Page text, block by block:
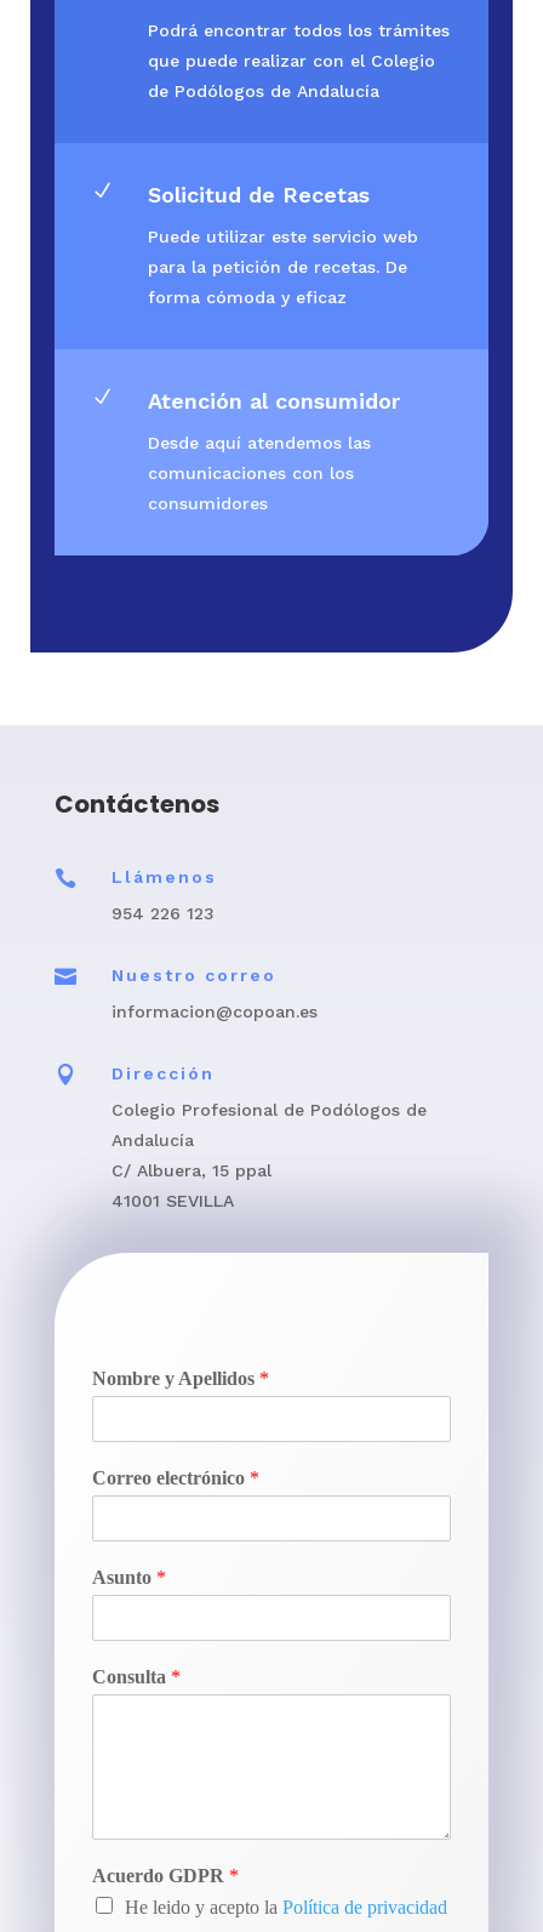
Podrá encontrar todos los trámites
que puede realizar con el Colegio
de Podólogos de Andalucía
N Solicitud de Recetas
Puede utilizar este servicio web
para la petición de recetas. De
forma cómoda y eficaz
N Atención al consumidor
Desde aquí atendemos las
comunicaciones con los
consumidores
Contáctenos

Llámenos
954 226 123

Nuestro correo
informacion@copoan.es

Dirección
Colegio Profesional de Podólogos de
Andalucía
C/ Albuera, 15 ppal
41001 SEVILLA
Nombre y Apellidos *
Correo electrónico *
Asunto *
Consulta *
Acuerdo GDPR *
He leido y acepto la Política de privacidad